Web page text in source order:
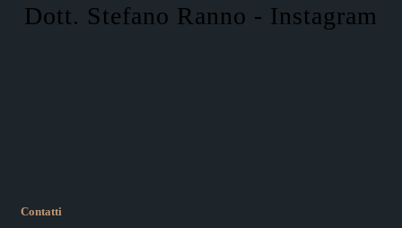
Dott. Stefano Ranno - Instagram
Contatti